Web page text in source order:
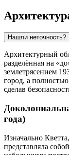
Нашли неточность?
Архитектурный
разделённая на
землетрясением
город, а
сделав
года)
Изначально
представляла